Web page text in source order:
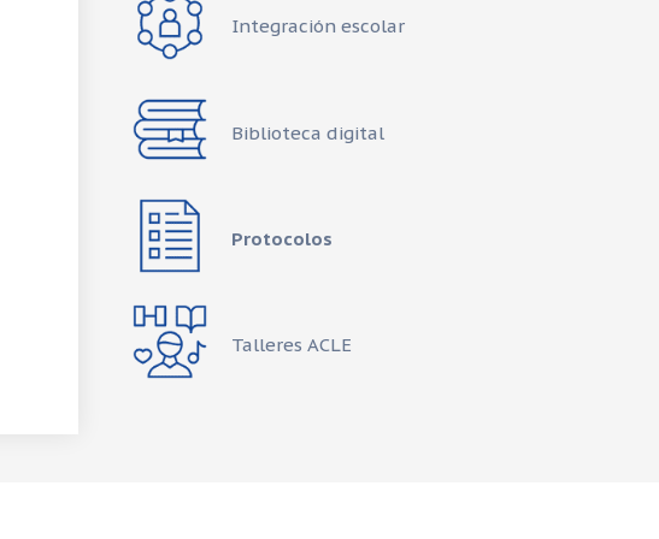
Integración escolar
Biblioteca digital
Protocolos
Talleres ACLE